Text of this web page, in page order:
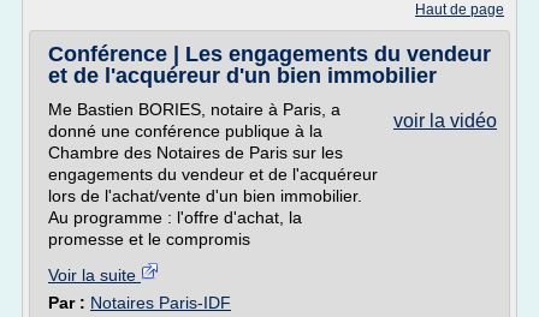
Haut de page
Conférence | Les engagements du vendeur
et de l'acquéreur d'un bien immobilier
voir la vidéo
Me Bastien BORIES, notaire à Paris, a
donné une conférence publique à la
Chambre des Notaires de Paris sur les
engagements du vendeur et de l'acquéreur
lors de l'achat/vente d'un bien immobilier.
Au programme : l'offre d'achat, la
promesse et le compromis
Voir la suite
Par : Notaires Paris-IDF